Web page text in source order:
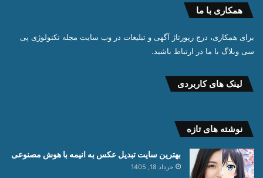
همکاری با ما
برای همکاری، درج رپورتاژ آگهی و تبلیغات در وب سایت مجله تکنولوژی پی
سی وبلاگ با ما در ارتباط باشید.
لینک های کاربردی
نوشته های تازه
بهترین سایت تبدیل عکس به انیمه با هوش مصنوعی
خرداد 18, 1405